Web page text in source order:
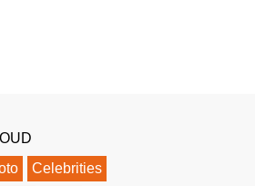
Celebrities